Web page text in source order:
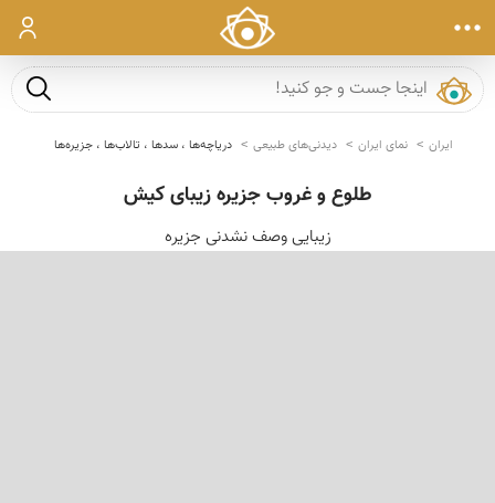
ورود
جست و
ایران نمای ایران دیدنی‌های طبیعی دریاچه‌ها ، سدها ، تالاب‌ها ، جزیره‌ها
طلوع و غروب جزیره زیبای کیش
زیبایی وصف نشدنی جزیره